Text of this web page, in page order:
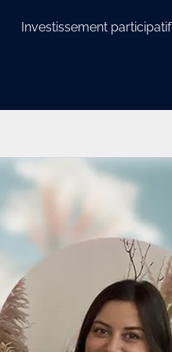
Investissement participatif